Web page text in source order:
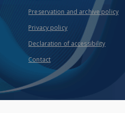
Preservation and archive policy
Privacy policy
Declaration of accessibility
Contact